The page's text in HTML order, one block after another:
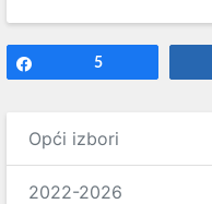
5
Opći izbori
2022-2026